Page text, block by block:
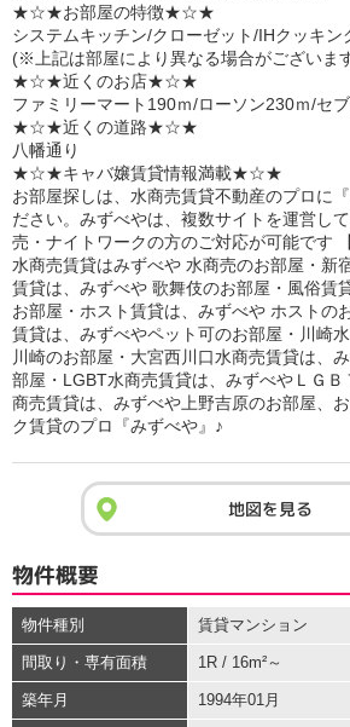
★☆★お部屋の特徴★☆★
システムキッチン/クローゼット/IHクッキ
(※上記は部屋により異なる場合がございま
★☆★近くのお店★☆★
ファミリーマート190ｍ/ローソン230ｍ/セ
★☆★近くの道路★☆★
八幡通り
★☆★キャバ嬢賃貸情報満載★☆★
お部屋探しは、水商売賃貸不動産のプロに
ださい。みずべやは、複数サイトを運営し
売・ナイトワークの方のご対応が可能です
水商売賃貸はみずべや 水商売のお部屋・新
賃貸は、みずべや 歌舞伎のお部屋・風俗賃
お部屋・ホスト賃貸は、みずべや ホストの
賃貸は、みずべやペット可のお部屋・川崎
川崎のお部屋・大宮西川口水商売賃貸は、
部屋・LGBT水商売賃貸は、みずべやＬＧＢ
商売賃貸は、みずべや上野吉原のお部屋、
ク賃貸のプロ『みずべや』♪
地図を見る
物件概要
物件種別 賃貸マンション
間取り・専有面積 1R / 16m²～
築年月 1994年01月